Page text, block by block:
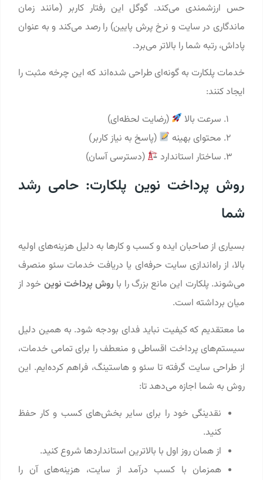
حس ارزشمندی می‌کند. گوگل این رفتار کاربر (مانند زمان
ماندگاری در سایت و نرخ پرش پایین) را رصد می‌کند و به عنوان
پاداش، رتبه شما را بالاتر می‌برد.
خدمات پلکارت به گونه‌ای طراحی شده‌اند که این چرخه مثبت را
ایجاد کنند:
سرعت بالا
(رضایت لحظه‌ای)
محتوای بهینه
(پاسخ به نیاز کاربر)
ساختار استاندارد
(دسترسی آسان)
روش پرداخت نوین پلکارت: حامی رشد
شما
بسیاری از صاحبان ایده و کسب‌ و کارها به دلیل هزینه‌های اولیه
بالا، از راه‌اندازی سایت حرفه‌ای یا دریافت خدمات سئو منصرف
می‌شوند. پلکارت این مانع بزرگ را با روش پرداخت نوینخود از
میان برداشته است.
ما معتقدیم که کیفیت نباید فدای بودجه شود. به همین دلیل
سیستم‌های پرداخت اقساطی و منعطف را برای تمامی خدمات،
از طراحی سایت گرفته تا سئو و هاستینگ، فراهم کرده‌ایم. این
روش به شما اجازه می‌دهد تا:
نقدینگی خود را برای سایر بخش‌های کسب‌ و کار حفظ
کنید.
از همان روز اول با بالاترین استانداردها شروع کنید.
همزمان با کسب درآمد از سایت، هزینه‌های آن را